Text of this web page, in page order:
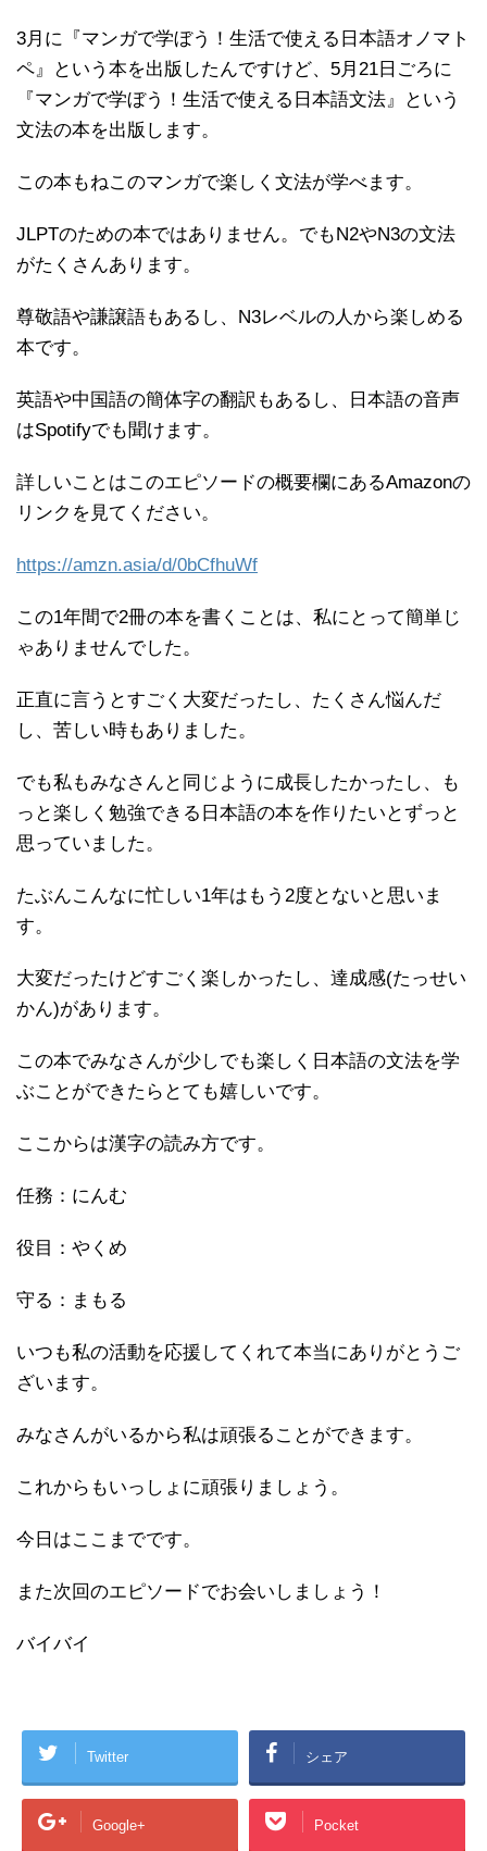
3月に『マンガで学ぼう！生活で使える日本語オノマト
ペ』という本を出版したんですけど、5月21日ごろに
『マンガで学ぼう！生活で使える日本語文法』という
文法の本を出版します。
この本もねこのマンガで楽しく文法が学べます。
JLPTのための本ではありません。でもN2やN3の文法
がたくさんあります。
尊敬語や謙譲語もあるし、N3レベルの人から楽しめる
本です。
英語や中国語の簡体字の翻訳もあるし、日本語の音声
はSpotifyでも聞けます。
詳しいことはこのエピソードの概要欄にあるAmazonの
リンクを見てください。
https://amzn.asia/d/0bCfhuWf
この1年間で2冊の本を書くことは、私にとって簡単じ
ゃありませんでした。
正直に言うとすごく大変だったし、たくさん悩んだ
し、苦しい時もありました。
でも私もみなさんと同じように成長したかったし、も
っと楽しく勉強できる日本語の本を作りたいとずっと
思っていました。
たぶんこんなに忙しい1年はもう2度とないと思いま
す。
大変だったけどすごく楽しかったし、達成感(たっせい
かん)があります。
この本でみなさんが少しでも楽しく日本語の文法を学
ぶことができたらとても嬉しいです。
ここからは漢字の読み方です。
任務：にんむ
役目：やくめ
守る：まもる
いつも私の活動を応援してくれて本当にありがとうご
ざいます。
みなさんがいるから私は頑張ることができます。
これからもいっしょに頑張りましょう。
今日はここまでです。
また次回のエピソードでお会いしましょう！
バイバイ
Twitter シェア
Google+ Pocket